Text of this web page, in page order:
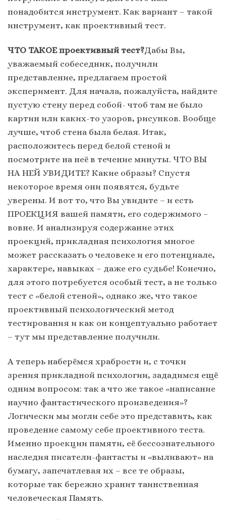
понадобится инструмент. Как вариант – такой
инструмент, как проективный тест.
ЧТО ТАКОЕ проективный тест?Дабы Вы,
уважаемый собеседник, получили
представление, предлагаем простой
эксперимент. Для начала, пожалуйста, найдите
пустую стену перед собой- чтоб там не было
картин или каких-то узоров, рисунков. Вообще
лучше, чтоб стена была белая. Итак,
расположитесь перед белой стеной и
посмотрите на неё в течение минуты. ЧТО ВЫ
НА НЕЙ УВИДИТЕ? Какие образы? Спустя
некоторое время они появятся, будьте
уверены. И вот то, что Вы увидите – и есть
ПРОЕКЦИЯ вашей памяти, его содержимого –
вовне. И анализируя содержание этих
проекций, прикладная психология многое
может рассказать о человеке и его потенциале,
характере, навыках – даже его судьбе! Конечно,
для этого потребуется особый тест, а не только
тест с «белой стеной», однако же, что такое
проективный психологический метод
тестирования и как он концептуально работает
– тут мы представление получили.
А теперь наберёмся храбрости и, с точки
зрения прикладной психологии, зададимся ещё
одним вопросом: так а что же такое «написание
научно фантастического произведения»?
Логически мы могли себе это представить, как
проведение самому себе проективного теста.
Именно проекции памяти, её бессознательного
наследия писатели-фантасты и «выливают» на
бумагу, запечатлевая их – все те образы,
которые так бережно хранит таинственная
человеческая Память.